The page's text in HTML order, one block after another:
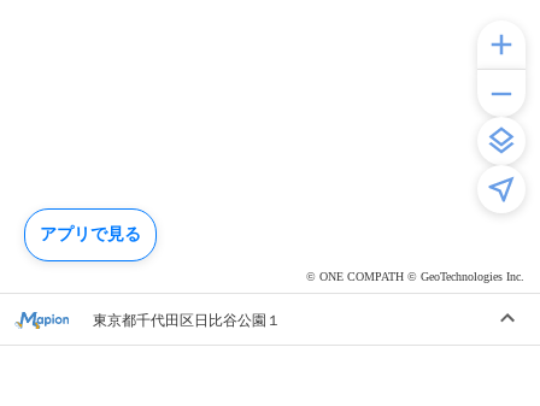
© ONE COMPATH © GeoTechnologies Inc.
東京都千代田区日比谷公園１
アプリで見る